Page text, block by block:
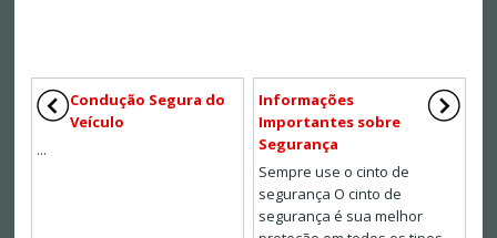
Condução Segura do
Veículo
...
Informações
Importantes sobre
Segurança
Sempre use o cinto de
segurança O cinto de
segurança é sua melhor